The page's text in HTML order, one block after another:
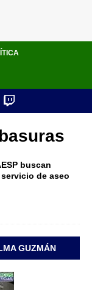
buscan
de aseo
GUZMÁN